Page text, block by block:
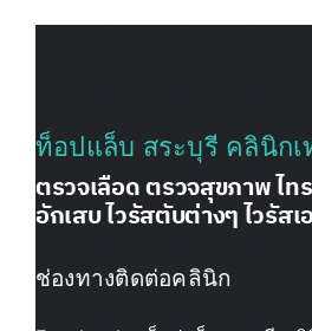
ท็อปแล็บ สระบุรี คลินิก
ตรวจเลือด ตรวจสุขภาพ ไท
อักเสบ ไวรัสตับต่างๆ ไวรัส
ช่องทางติดต่อคลินิก